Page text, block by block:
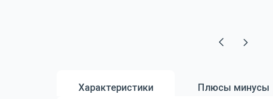
Характеристики Плюсы минусы